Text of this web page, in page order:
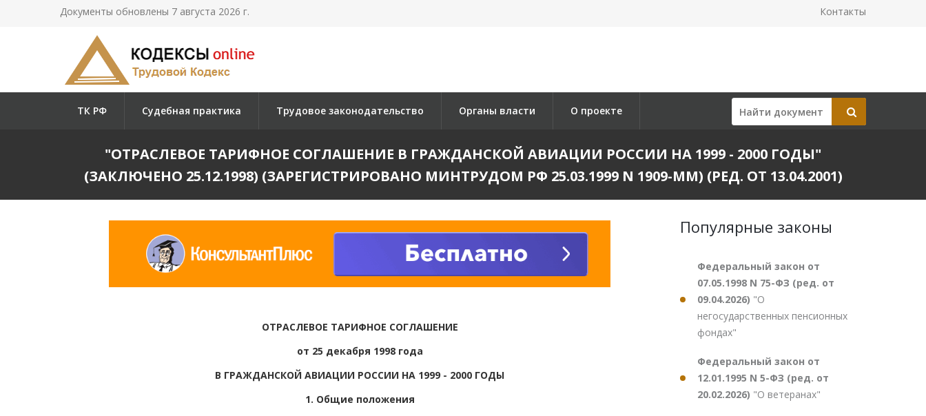
Документы обновлены 7 августа 2026 г. Контакты
ТК РФ Судебная практика Трудовое законодательство Органы власти О проекте
"ОТРАСЛЕВОЕ ТАРИФНОЕ СОГЛАШЕНИЕ В ГРАЖДАНСКОЙ АВИАЦИИ РОССИИ НА 1999 - 2000 ГОДЫ"
(ЗАКЛЮЧЕНО 25.12.1998) (ЗАРЕГИСТРИРОВАНО МИНТРУДОМ РФ 25.03.1999 N 1909-ММ) (РЕД. ОТ 13.04.2001)
ОТРАСЛЕВОЕ ТАРИФНОЕ СОГЛАШЕНИЕ
от 25 декабря 1998 года
В ГРАЖДАНСКОЙ АВИАЦИИ РОССИИ НА 1999 - 2000 ГОДЫ
1. Общие положения
Популярные законы
Федеральный закон от
07.05.1998 N 75-ФЗ (ред. от
09.04.2026) "О
негосударственных пенсионных
фондах"
Федеральный закон от
12.01.1995 N 5-ФЗ (ред. от
20.02.2026) "О ветеранах"